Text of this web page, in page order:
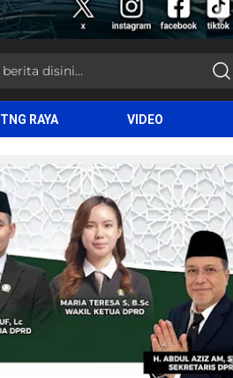
TNG RAYA VIDEO